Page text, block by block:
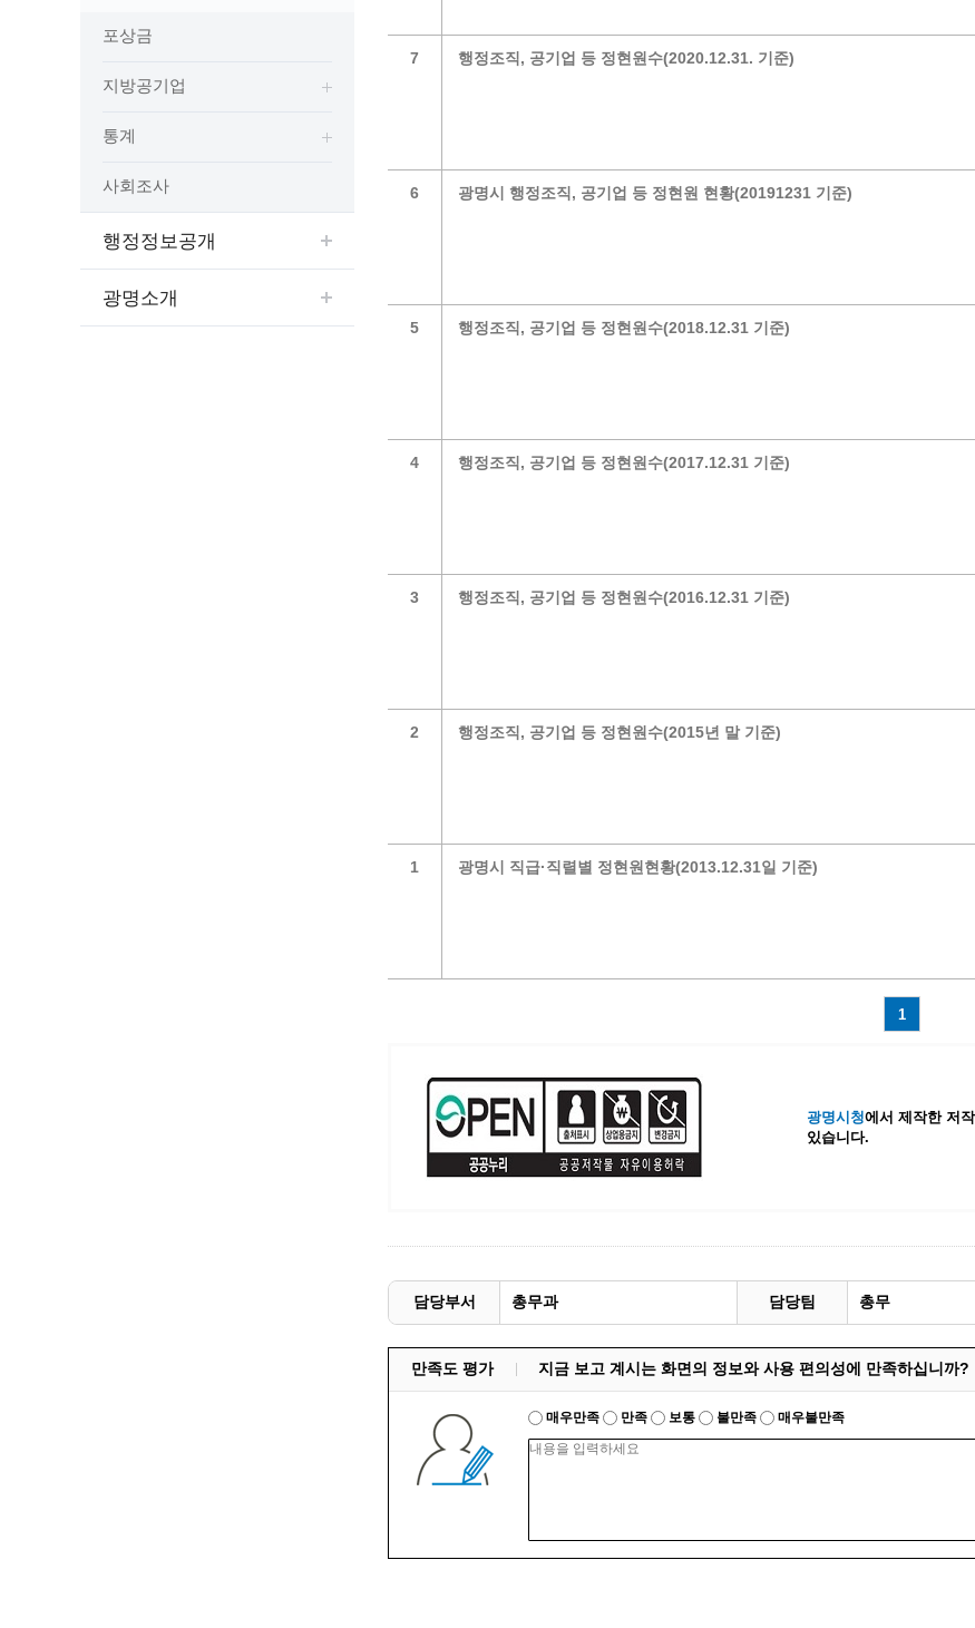
업무추진비(시장·부시장·실국장)
상품권 구매·사용
예산집행실명공개
인사운영통계
주민자치센터
고향사랑기부제
자주하는 질문
위치안내
가족관계등록
여권민원
정보통신 사용전 검사
시민과의 대화
광명시 시민원탁회의
적극행정
포상금
지방공기업
통계
사회조사
행정정보공개
광명소개
7 행정조직, 공기업 등 정현원수(2020.12.31. 기준)
6 광명시 행정조직, 공기업 등 정현원 현황(20191231 기준)
5 행정조직, 공기업 등 정현원수(2018.12.31 기준)
4 행정조직, 공기업 등 정현원수(2017.12.31 기준)
3 행정조직, 공기업 등 정현원수(2016.12.31 기준)
2 행정조직, 공기업 등 정현원수(2015년 말 기준)
1 광명시 직급·직렬별 정현원현황(2013.12.31일 기준)
1
광명시청에서 제작한 저
있습니다.
담당부서 총무과 담당팀 총무
만족도 평가 지금 보고 계시는 화면의 정보와 사용 편의성에 만족하십니까?
매우만족 만족 보통 불만족 매우불만족